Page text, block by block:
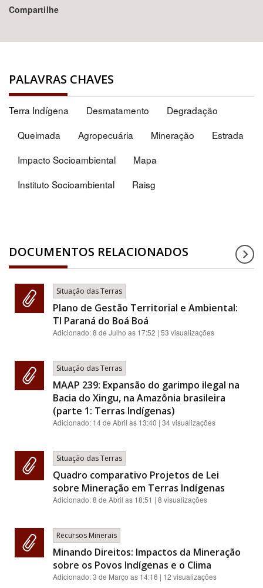
Compartilhe
PALAVRAS CHAVES
Terra Indígena Desmatamento
Degradação
Queimada
Agropecuária Mineração
Estrada
Impacto Socioambiental
Mapa
Instituto Socioambiental
Raisg
DOCUMENTOS RELACIONADOS
Situação das Terras
Plano de Gestão Territorial e Ambiental:
TI Paraná do Boá Boá
Adicionado:8 de Julho as 17:52 | 53 visualizações
Situação das Terras
MAAP 239: Expansão do garimpo ilegal na
Bacia do Xingu, na Amazônia brasileira
(parte 1: Terras Indígenas)
Adicionado: 14 de Abril as 13:40 | 34 visualizações
Situação das Terras
Quadro comparativo Projetos de Lei
sobre Mineração em Terras Indígenas
Adicionado:8 de Abril as 18:51 | 8 visualizações
Recursos Minerais
Minando Direitos: Impactos da Mineração
sobre os Povos Indígenas e o Clima
Adicionado:3 de Março as 14:16 | 12 visualizações